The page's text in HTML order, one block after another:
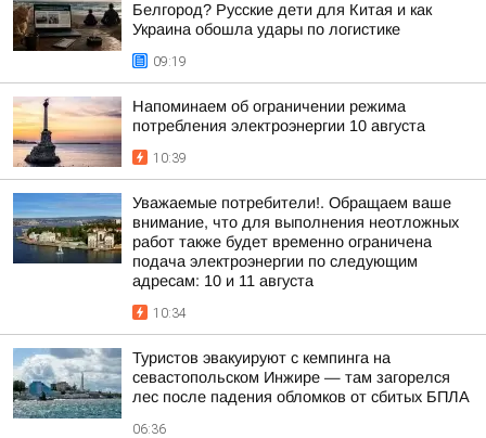
Белгород? Русские дети для Китая и как
Украина обошла удары по логистике
09:19
Напоминаем об ограничении режима
потребления электроэнергии 10 августа
10:39
Уважаемые потребители!. Обращаем ваше
внимание, что для выполнения неотложных
работ также будет временно ограничена
подача электроэнергии по следующим
адресам: 10 и 11 августа
10:34
Туристов эвакуируют с кемпинга на
севастопольском Инжире — там загорелся
лес после падения обломков от сбитых БПЛА
06:36